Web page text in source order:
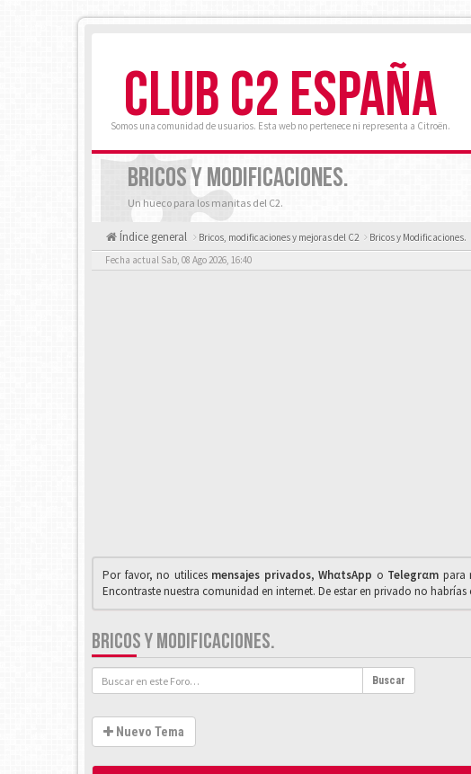
CLUB C2 ESPAÑA
Somos una comunidad de usuarios. Esta web no pertenece ni representa a Citroën.
BRICOS Y MODIFICACIONES.
Un hueco para los manitas del C2.
Índice general Bricos, modificaciones y mejoras del C2 Bricos y Modificaciones.
Fecha actual Sab, 08 Ago 2026, 16:40
Por favor, no utilices mensajes privados,WhαtsApp o Telegrαm para
Encontraste nuestra comunidad en internet. De estar en privado no
BRICOS Y MODIFICACIONES.
Buscar
Nuevo Tema